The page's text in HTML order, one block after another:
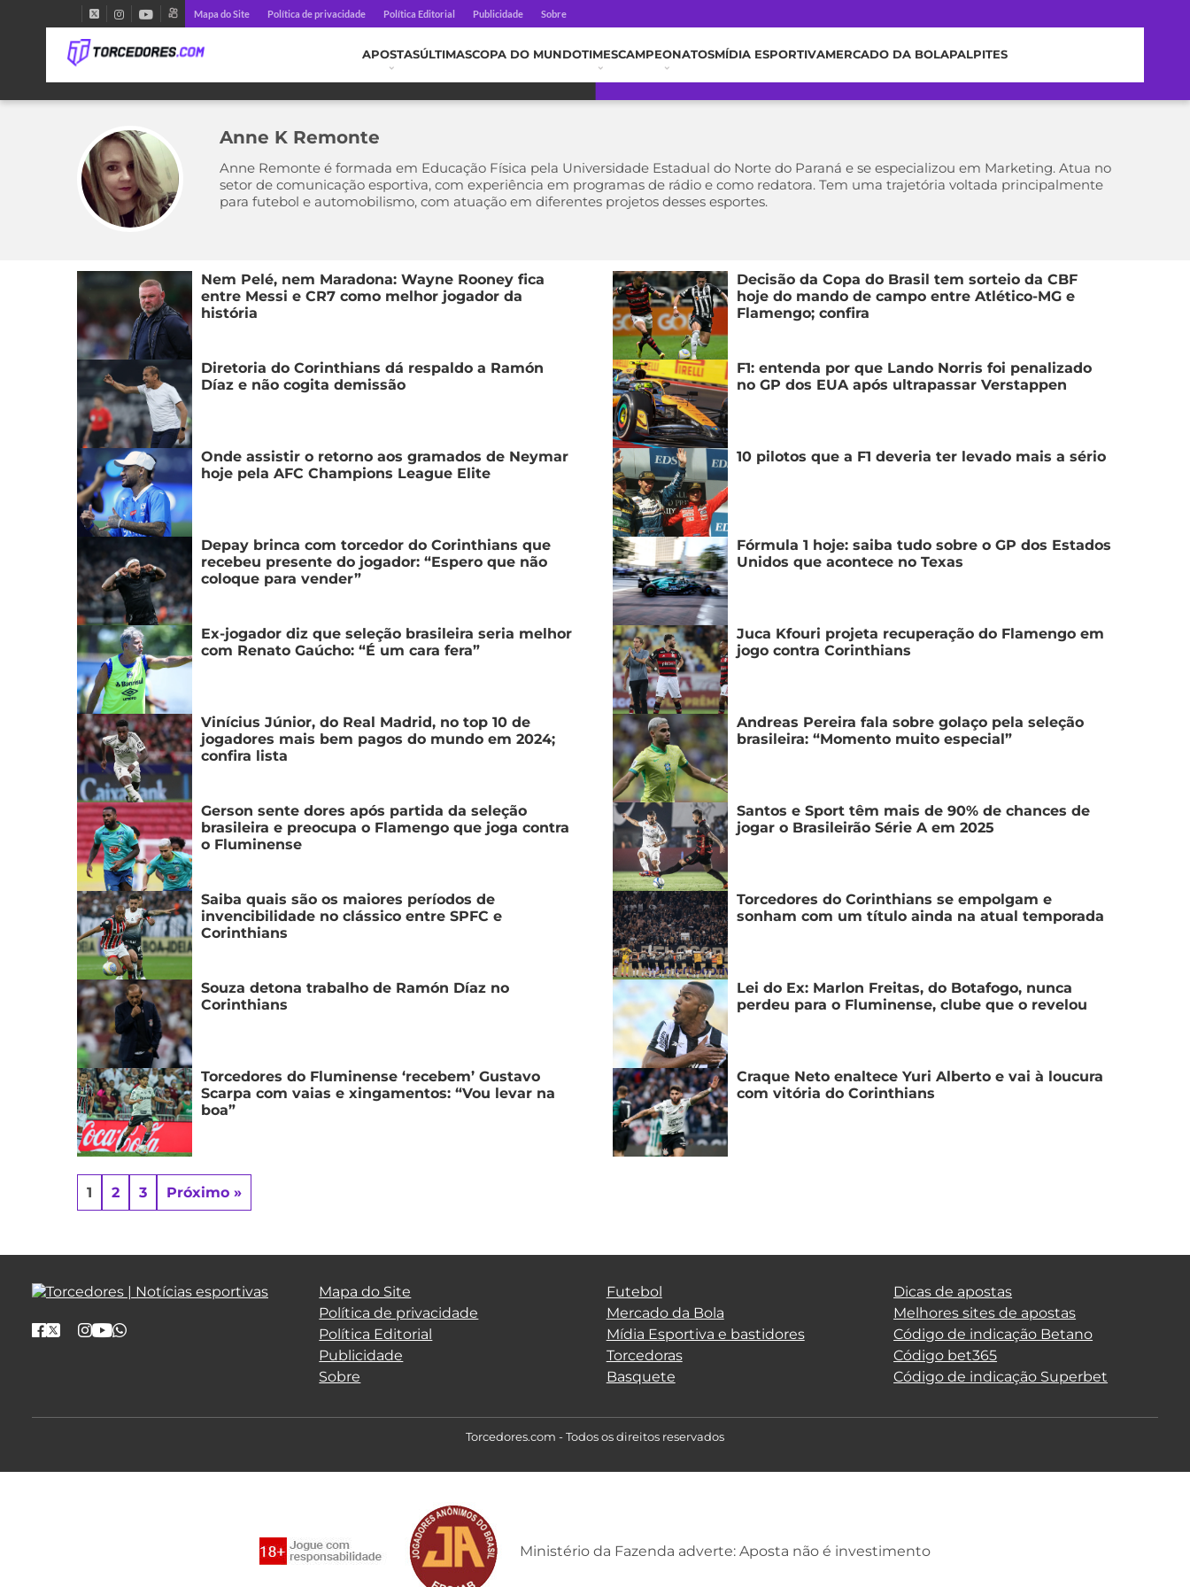
Mapa do Site Política de privacidade Política Editorial Publicidade Sobre
APOSTASÚLTIMASCOPA DO MUNDOTIMESCAMPEONATOSMÍDIA ESPORTIVAMERCADO DA BOLAPALPITES
Anne K Remonte
Anne Remonte é formada em Educação Física pela Universidade Estadual do Norte do Paraná e se especializou em Marketing. Atua no
setor de comunicação esportiva, com experiência em programas de rádio e como redatora. Tem uma trajetória voltada principalmente
para futebol e automobilismo, com atuação em diferentes projetos desses esportes.
Nem Pelé, nem Maradona: Wayne Rooney fica
entre Messi e CR7 como melhor jogador da
história
Decisão da Copa do Brasil tem sorteio da CBF
hoje do mando de campo entre Atlético-MG e
Flamengo; confira
Diretoria do Corinthians dá respaldo a Ramón
Díaz e não cogita demissão
F1: entenda por que Lando Norris foi penalizado
no GP dos EUA após ultrapassar Verstappen
Onde assistir o retorno aos gramados de Neymar
hoje pela AFC Champions League Elite
10 pilotos que a F1 deveria ter levado mais a sério
Depay brinca com torcedor do Corinthians que
recebeu presente do jogador: “Espero que não
coloque para vender”
Fórmula 1 hoje: saiba tudo sobre o GP dos Estados
Unidos que acontece no Texas
Ex-jogador diz que seleção brasileira seria melhor
com Renato Gaúcho: “É um cara fera”
Juca Kfouri projeta recuperação do Flamengo em
jogo contra Corinthians
Vinícius Júnior, do Real Madrid, no top 10 de
jogadores mais bem pagos do mundo em 2024;
confira lista
Andreas Pereira fala sobre golaço pela seleção
brasileira: “Momento muito especial”
Gerson sente dores após partida da seleção
brasileira e preocupa o Flamengo que joga contra
o Fluminense
Santos e Sport têm mais de 90% de chances de
jogar o Brasileirão Série A em 2025
Saiba quais são os maiores períodos de
invencibilidade no clássico entre SPFC e
Corinthians
Torcedores do Corinthians se empolgam e
sonham com um título ainda na atual temporada
Souza detona trabalho de Ramón Díaz no
Corinthians
Lei do Ex: Marlon Freitas, do Botafogo, nunca
perdeu para o Fluminense, clube que o revelou
Torcedores do Fluminense ‘recebem’ Gustavo
Scarpa com vaias e xingamentos: “Vou levar na
boa”
Craque Neto enaltece Yuri Alberto e vai à loucura
com vitória do Corinthians
1 2 3 Próximo »
Mapa do Site
Política de privacidade
Política Editorial
Publicidade
Sobre
Futebol
Mercado da Bola
Mídia Esportiva e bastidores
Torcedoras
Basquete
Dicas de apostas
Melhores sites de apostas
Código de indicação Betano
Código bet365
Código de indicação Superbet
Torcedores.com - Todos os direitos reservados
Ministério da Fazenda adverte: Aposta não é investimento